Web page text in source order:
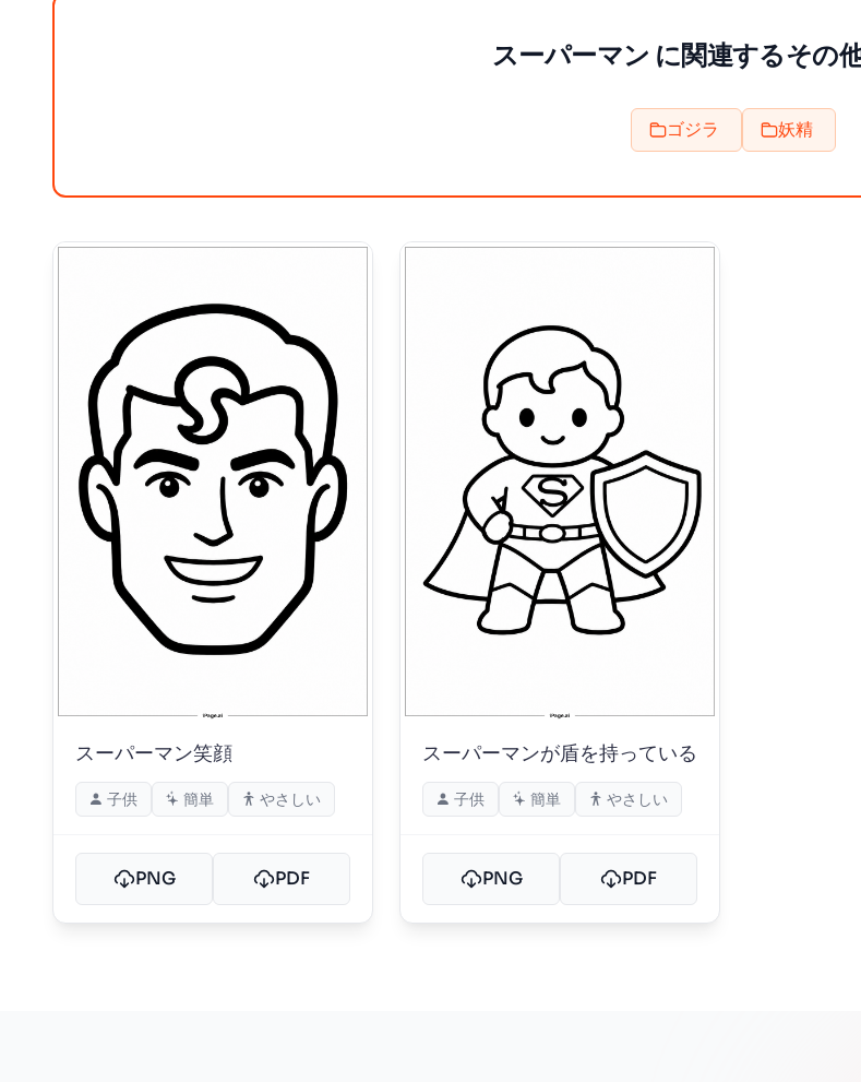
スーパーマン に関連するその
ゴジラ 妖精
スーパーマン笑顔
子供 簡単 やさしい
PNG PDF
スーパーマンが盾を持っている
子供 簡単 やさしい
PNG PDF